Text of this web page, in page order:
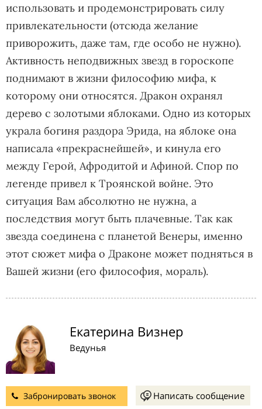
использовать и продемонстрировать силу
привлекательности (отсюда желание
приворожить, даже там, где особо не нужно).
Активность неподвижных звезд в гороскопе
поднимают в жизни философию мифа, к
которому они относятся. Дракон охранял
дерево с золотыми яблоками. Одно из которых
украла богиня раздора Эрида, на яблоке она
написала «прекраснейшей», и кинула его
между Герой, Афродитой и Афиной. Спор по
легенде привел к Троянской войне. Это
ситуация Вам абсолютно не нужна, а
последствия могут быть плачевные. Так как
звезда соединена с планетой Венеры, именно
этот сюжет мифа о Драконе может подняться в
Вашей жизни (его философия, мораль).
Екатерина Визнер
Ведунья
Забронировать звонок Написать сообщение